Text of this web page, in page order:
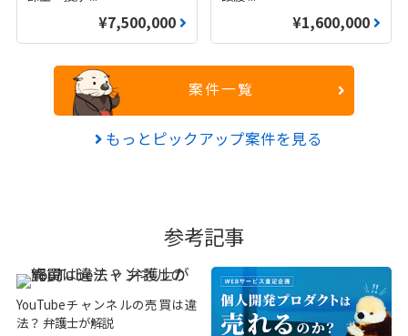
¥7,500,000 ¥1,600,000
案件一覧
もっとピックアップ案件を見る
参考記事
YouTubeチャンネルの売買は違
法？ 弁護士が解説